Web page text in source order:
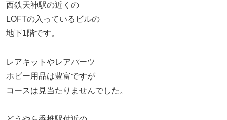
西鉄天神駅の近くの
LOFTの入っているビルの
地下1階です。
レアキットやレアパーツ
ホビー用品は豊富ですが
コースは見当たりませんでした。